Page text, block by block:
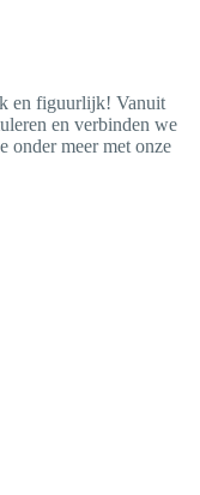
en figuurlijk! Vanuit
en verbinden we
meer met onze